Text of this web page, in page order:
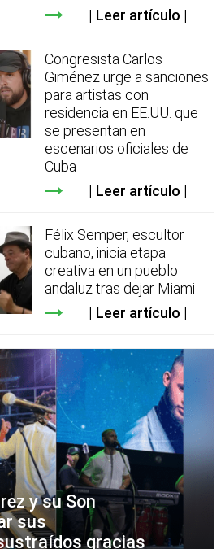
Leer artículo
Congresista Carlos
Giménez urge a sanciones
para artistas con
residencia en EE.UU. que
se presentan en
escenarios oficiales de
Cuba
Leer artículo
Félix Semper, escultor
cubano, inicia etapa
creativa en un pueblo
andaluz tras dejar Miami
Leer artículo
y su Son
sus
gracias